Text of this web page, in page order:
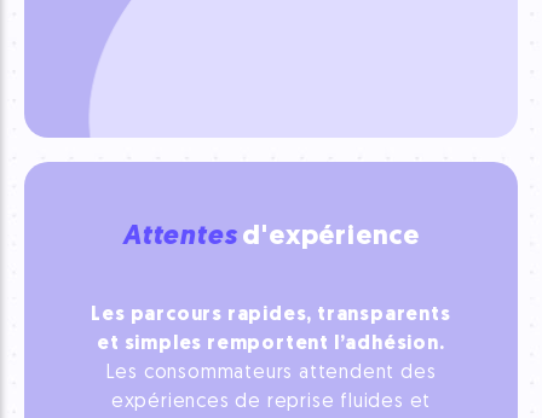
Attentesd'expérience
Les parcours rapides, transparents
et simples remportent l’adhésion.
Les consommateurs attendent des
expériences de reprise fluides et